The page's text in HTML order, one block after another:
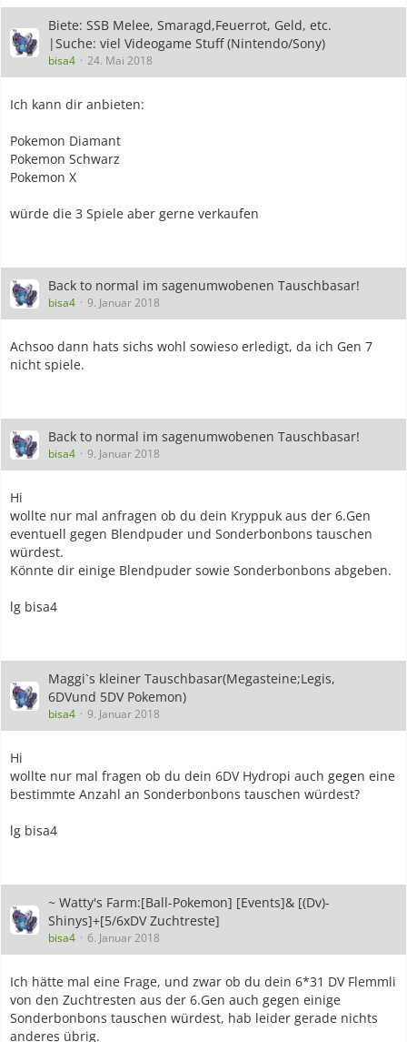
Biete: SSB Melee, Smaragd,Feuerrot, Geld, etc.
|Suche: viel Videogame Stuff (Nintendo/Sony)
bisa4 24. Mai 2018
Ich kann dir anbieten:
Pokemon Diamant
Pokemon Schwarz
Pokemon X
würde die 3 Spiele aber gerne verkaufen
Back to normal im sagenumwobenen Tauschbasar!
bisa4 9. Januar 2018
Achsoo dann hats sichs wohl sowieso erledigt, da ich Gen 7
nicht spiele.
Back to normal im sagenumwobenen Tauschbasar!
bisa4 9. Januar 2018
Hi
wollte nur mal anfragen ob du dein Kryppuk aus der 6.Gen
eventuell gegen Blendpuder und Sonderbonbons tauschen
würdest.
Könnte dir einige Blendpuder sowie Sonderbonbons abgeben.
lg bisa4
Maggi`s kleiner Tauschbasar(Megasteine;Legis,
6DVund 5DV Pokemon)
bisa4 9. Januar 2018
Hi
wollte nur mal fragen ob du dein 6DV Hydropi auch gegen eine
bestimmte Anzahl an Sonderbonbons tauschen würdest?
lg bisa4
~ Watty's Farm:[Ball-Pokemon] [Events]& [(Dv)-
Shinys]+[5/6xDV Zuchtreste]
bisa4 6. Januar 2018
Ich hätte mal eine Frage, und zwar ob du dein 6*31 DV Flemmli
von den Zuchtresten aus der 6.Gen auch gegen einige
Sonderbonbons tauschen würdest, hab leider gerade nichts
anderes übrig.